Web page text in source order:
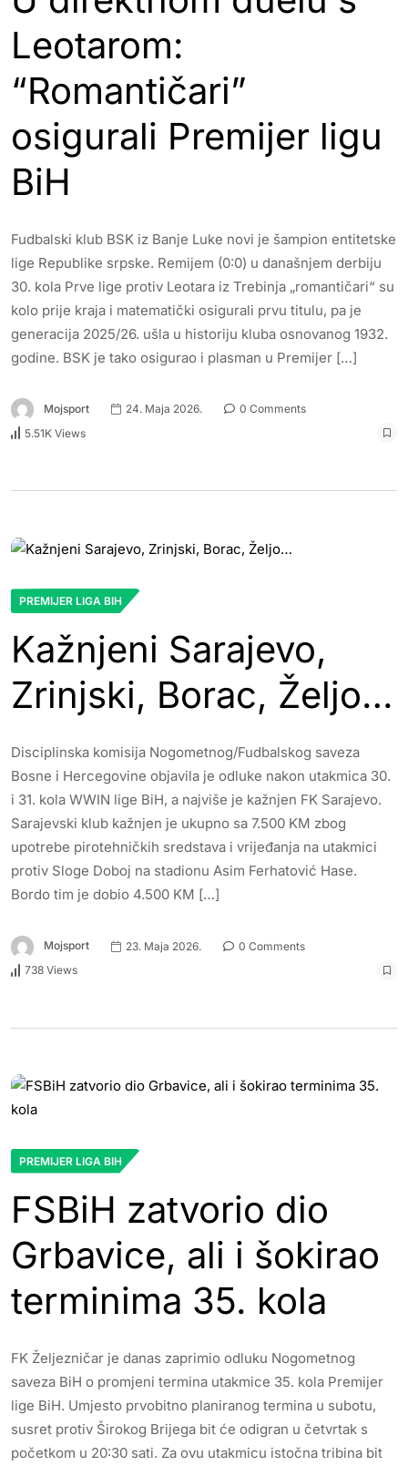
Leotarom:
“Romantičari”
osigurali Premijer ligu
BiH
Fudbalski klub BSK iz Banje Luke novi je šampion entitetske
lige Republike srpske. Remijem (0:0) u današnjem derbiju
30. kola Prve lige protiv Leotara iz Trebinja „romantičari“ su
kolo prije kraja i matematički osigurali prvu titulu, pa je
generacija 2025/26. ušla u historiju kluba osnovanog 1932.
godine. BSK je tako osigurao i plasman u Premijer […]
Mojsport 24. Maja 2026.
0 Comments
5.51K Views
PREMIJER LIGA BIH
Kažnjeni Sarajevo,
Zrinjski, Borac, Željo…
Disciplinska komisija Nogometnog/Fudbalskog saveza
Bosne i Hercegovine objavila je odluke nakon utakmica 30.
i 31. kola WWIN lige BiH, a najviše je kažnjen FK Sarajevo.
Sarajevski klub kažnjen je ukupno sa 7.500 KM zbog
upotrebe pirotehničkih sredstava i vrijeđanja na utakmici
protiv Sloge Doboj na stadionu Asim Ferhatović Hase.
Bordo tim je dobio 4.500 KM […]
Mojsport 23. Maja 2026.
0 Comments
738 Views
PREMIJER LIGA BIH
FSBiH zatvorio dio
Grbavice, ali i šokirao
terminima 35. kola
FK Željezničar je danas zaprimio odluku Nogometnog
saveza BiH o promjeni termina utakmice 35. kola Premijer
lige BiH. Umjesto prvobitno planiranog termina u subotu,
susret protiv Širokog Brijega bit će odigran u četvrtak s
početkom u 20:30 sati. Za ovu utakmicu istočna tribina bit